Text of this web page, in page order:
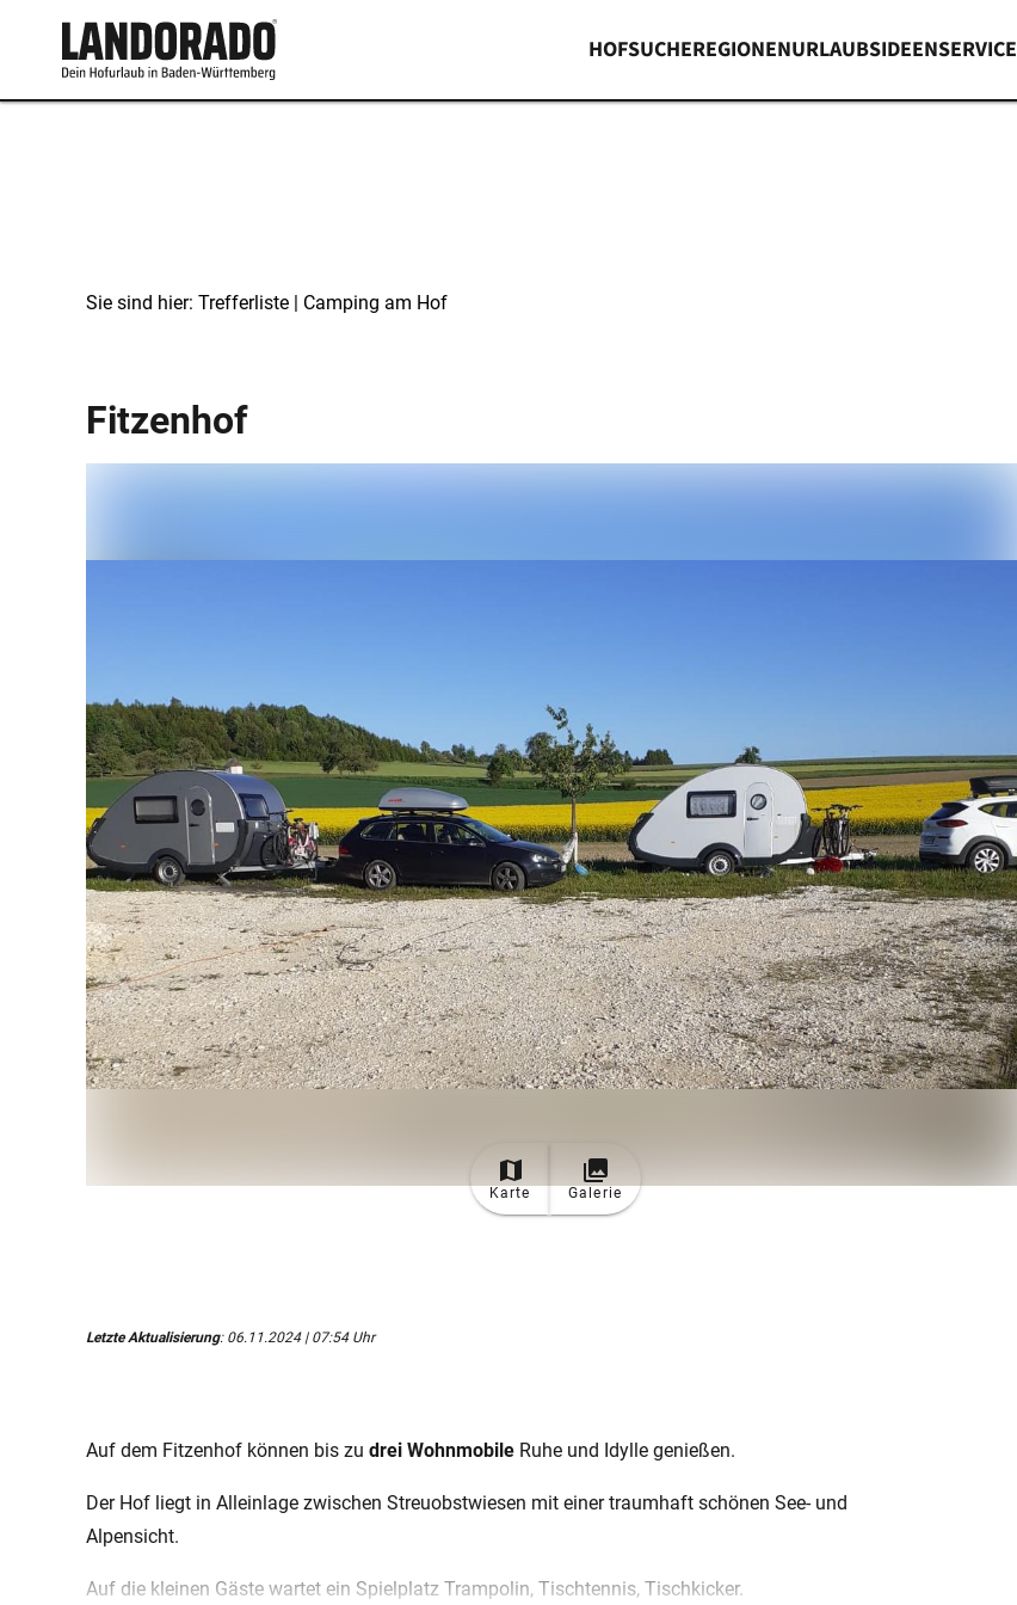
HOFSUCHEREGIONENURLAUBSIDEENSERVICE
Sie sind hier: Trefferliste | Camping am Hof
Fitzenhof
Karte Galerie
Letzte Aktualisierung: 06.11.2024 | 07:54 Uhr
Auf dem Fitzenhof können bis zu drei Wohnmobile Ruhe und Idylle genießen.
Der Hof liegt in Alleinlage zwischen Streuobstwiesen mit einer traumhaft schönen See- und
Alpensicht.
Auf die kleinen Gäste wartet ein Spielplatz Trampolin, Tischtennis, Tischkicker.